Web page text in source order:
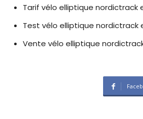
Tarif vélo elliptique nordictrack
Test vélo elliptique nordictrack
Vente vélo elliptique